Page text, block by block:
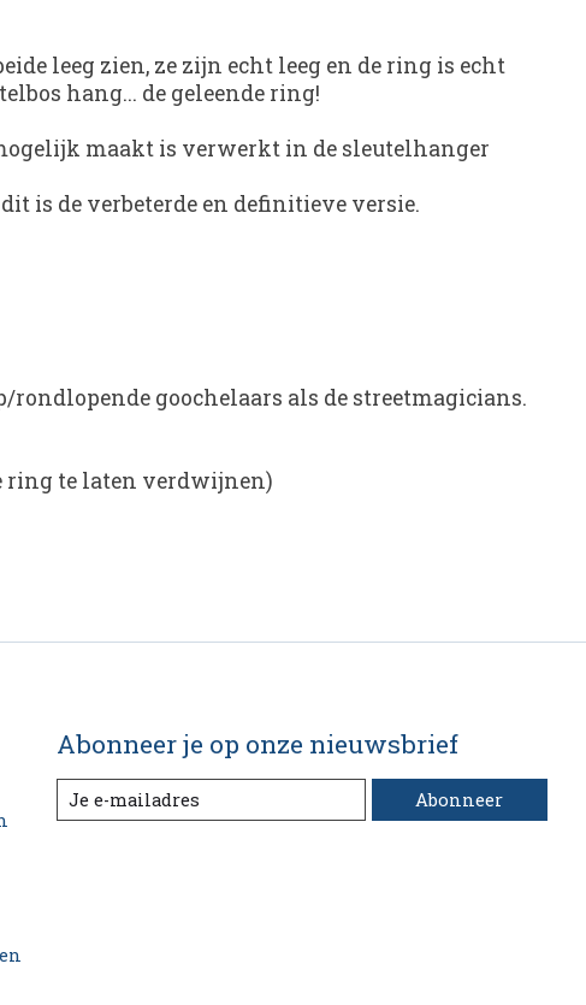
leeg zien, ze zijn echt leeg en de ring is echt
hang... de geleende ring!
maakt is verwerkt in de sleutelhanger
is de verbeterde en definitieve versie.
rondlopende goochelaars als de streetmagicians.
ring te laten verdwijnen)
Abonneer je op onze nieuwsbrief
Abonneer